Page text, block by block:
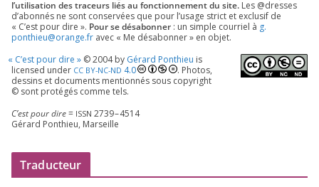
l’utilisation des tra­ceurs liés au fonc­tion­ne­ment du site. Les @dresses
d’a­bon­nés ne sont conser­vées que pour l’u­sage strict et exclu­sif de
« C’est pour dire ». Pour se désa­bon­ner : un simple cour­riel à g.​
ponthieu@​orange.​fr avec « Me désa­bon­ner » en objet.
« C’est pour dire » ©2004by Gérard Ponthieu is
licen­sed under CC BY-NC-ND 4.0
. Photos,
des­sins et docu­ments men­tion­nés sous copy­right
© sont pro­té­gés comme tels.
C’est pour dire= ISSN 2739–4514
Gérard Ponthieu, Marseille
Traducteur